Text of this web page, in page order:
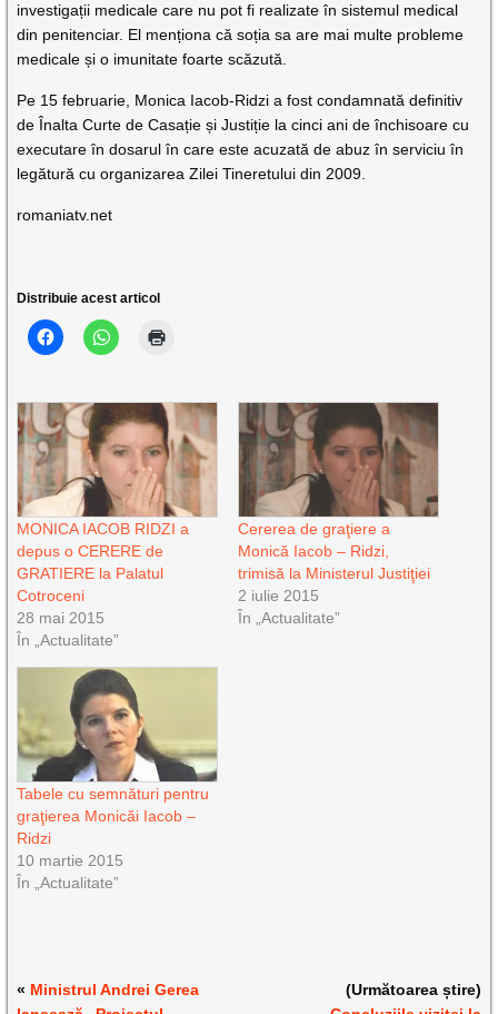
investigații medicale care nu pot fi realizate în sistemul medical
din penitenciar. El menționa că soția sa are mai multe probleme
medicale și o imunitate foarte scăzută.
Pe 15 februarie, Monica Iacob-Ridzi a fost condamnată definitiv
de Înalta Curte de Casație și Justiție la cinci ani de închisoare cu
executare în dosarul în care este acuzată de abuz în serviciu în
legătură cu organizarea Zilei Tineretului din 2009.
romaniatv.net
Distribuie acest articol
MONICA IACOB RIDZI a
depus o CERERE de
GRATIERE la Palatul
Cotroceni
28 mai 2015
În „Actualitate”
Cererea de graţiere a
Monică Iacob – Ridzi,
trimisă la Ministerul Justiţiei
2 iulie 2015
În „Actualitate”
Tabele cu semnături pentru
graţierea Monicăi Iacob –
Ridzi
10 martie 2015
În „Actualitate”
« Ministrul Andrei Gerea
(Următoarea știre)